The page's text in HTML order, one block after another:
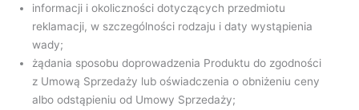
informacji i okoliczności dotyczących przedmiotu
reklamacji, w szczególności rodzaju i daty wystąpienia
wady;
żądania sposobu doprowadzenia Produktu do zgodności
z Umową Sprzedaży lub oświadczenia o obniżeniu ceny
albo odstąpieniu od Umowy Sprzedaży;